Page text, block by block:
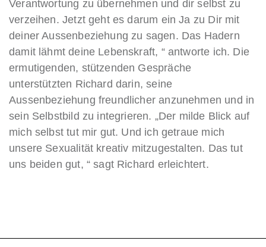
Verantwortung zu übernehmen und dir selbst zu
verzeihen. Jetzt geht es darum ein Ja zu Dir mit
deiner Aussenbeziehung zu sagen. Das Hadern
damit lähmt deine Lebenskraft, “ antworte ich. Die
ermutigenden, stützenden Gespräche
unterstützten Richard darin, seine
Aussenbeziehung freundlicher anzunehmen und in
sein Selbstbild zu integrieren. „Der milde Blick auf
mich selbst tut mir gut. Und ich getraue mich
unsere Sexualität kreativ mitzugestalten. Das tut
uns beiden gut, “ sagt Richard erleichtert.